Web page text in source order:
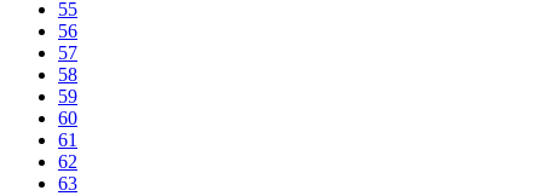
55
56
57
58
59
60
61
62
63